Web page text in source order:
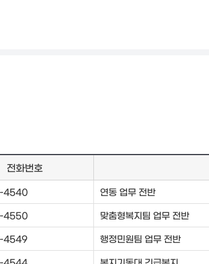
전화번호
4540 연동 업무 전반
4550 맞춤형복지팀 업무 전반
4549 행정민원팀 업무 전반
4544 복지기동대 긴급복지